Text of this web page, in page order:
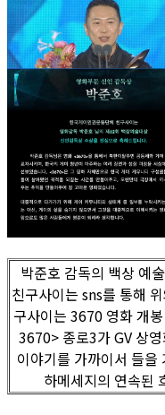
박준호 감독의 백상 예
친구사이는 sns를 통해
구사이는 3670 영화 개
3670> 종로3가 GV 상
이야기를 가까이서 들을
하메세지의 연속된